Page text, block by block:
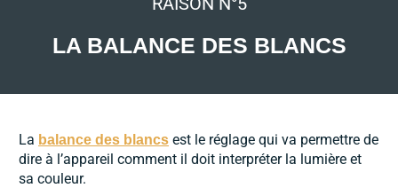
LA BALANCE DES BLANCS
La balance des blancs est le réglage qui va permettre de
dire à l’appareil comment il doit interpréter la lumière et
sa couleur.